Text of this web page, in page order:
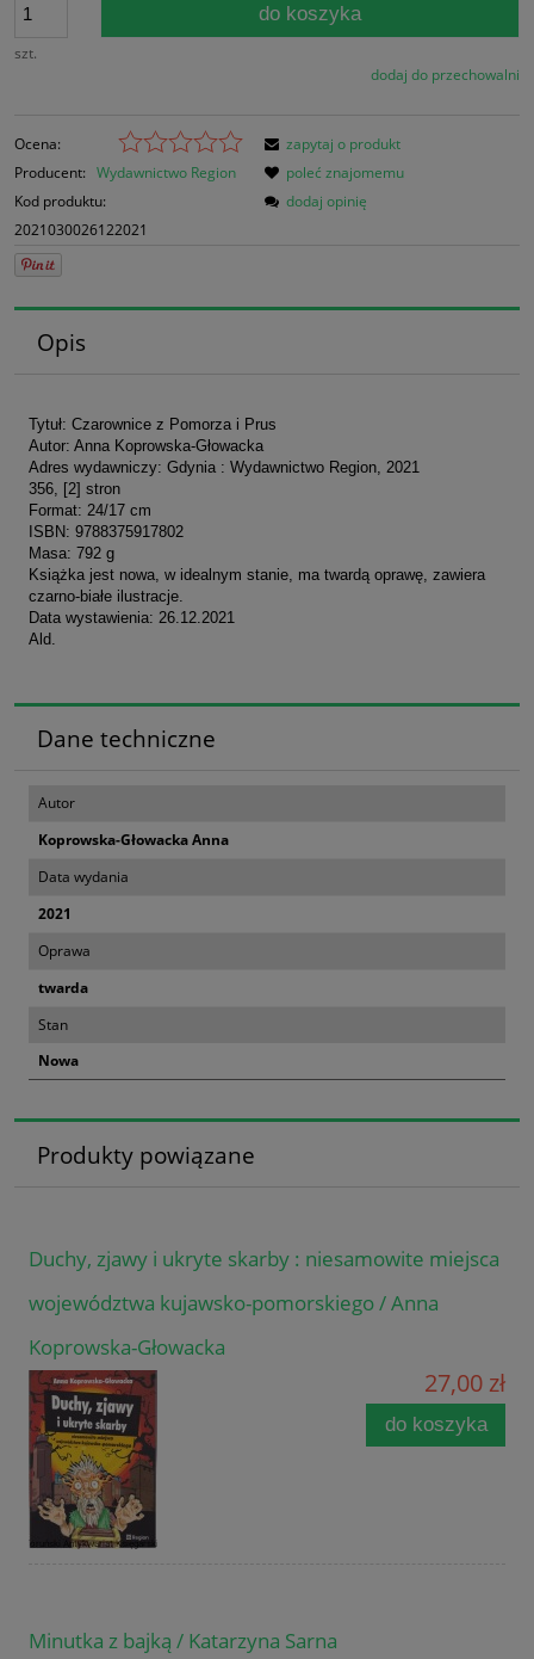
szt.
do koszyka
dodaj do przechowalni
Ocena:
Producent: Wydawnictwo Region
Kod produktu:
2021030026122021
zapytaj o produkt
poleć znajomemu
dodaj opinię
Opis
Tytuł: Czarownice z Pomorza i Prus
Autor: Anna Koprowska-Głowacka
Adres wydawniczy: Gdynia : Wydawnictwo Region, 2021
356, [2] stron
Format: 24/17 cm
ISBN: 9788375917802
Masa: 792 g
Książka jest nowa, w idealnym stanie, ma twardą oprawę, zawiera
czarno-białe ilustracje.
Data wystawienia: 26.12.2021
Ald.
Dane techniczne
Autor
Koprowska-Głowacka Anna
Data wydania
2021
Oprawa
twarda
Stan
Nowa
Produkty powiązane
Duchy, zjawy i ukryte skarby : niesamowite miejsca
województwa kujawsko-pomorskiego / Anna
Koprowska-Głowacka
27,00 zł
do koszyka
Minutka z bajką / Katarzyna Sarna